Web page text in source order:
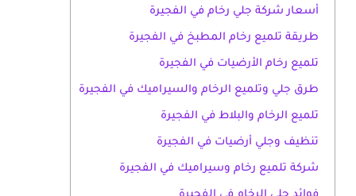
أسعار شركة جلي رخام في الفجيرة
طريقة تلميع رخام المطبخ في الفجيرة
تلميع رخام الأرضيات في الفجيرة
طرق جلي وتلميع الرخام والسيراميك في الفجيرة
تلميع الرخام والبلاط في الفجيرة
تنظيف وجلي أرضيات في الفجيرة
شركة تلميع رخام وسيراميك في الفجيرة